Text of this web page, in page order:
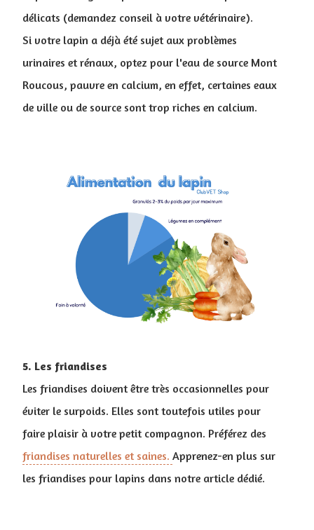
délicats (demandez conseil à votre vétérinaire).
Si votre lapin a déjà été sujet aux problèmes
urinaires et rénaux, optez pour l'eau de source Mont
Roucous, pauvre en calcium, en effet, certaines eaux
de ville ou de source sont trop riches en calcium.
5. Les friandises
Les friandises doivent être très occasionnelles pour
éviter le surpoids. Elles sont toutefois utiles pour
faire plaisir à votre petit compagnon. Préférez des
friandises naturelles et saines. Apprenez-en plus sur
les friandises pour lapins dans notre article dédié.